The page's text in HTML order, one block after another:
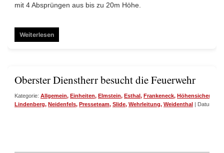
mit 4 Absprüngen aus bis zu 20m Höhe.
Weiterlesen
Oberster Dienstherr besucht die Feuerwehr
Kategorie: Allgemein, Einheiten, Elmstein, Esthal, Frankeneck, Höhensicherung
Lindenberg, Neidenfels, Presseteam, Slide, Wehrleitung, Weidenthal | Datum